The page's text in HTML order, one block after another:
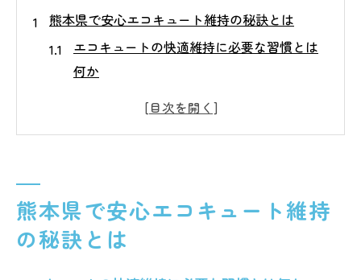
熊本県で安心エコキュート維持の秘訣とは
エコキュートの快適維持に必要な習慣とは
何か
熊本でエコキュートを長持ちさせる管理術
方法
補助金も視野に入れた賢いエコキュート活
用術
熊本県で安心エコキュート維持
の秘訣とは